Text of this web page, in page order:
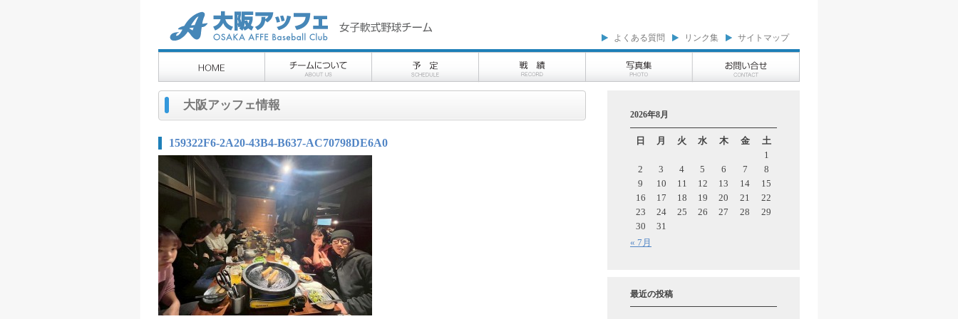
よくある質問 リンク集 サイトマップ
大阪アッフェ情報
159322F6-2A20-43B4-B637-AC70798DE6A0
2026年8月
日 月 火 水 木 金 土
« 7月
1
2
3 4 5 6 7
8
9
10 11 12 13 14
15
16
17 18 19 20 21
22
23
24 25 26 27 28
29
30
31
最近の投稿